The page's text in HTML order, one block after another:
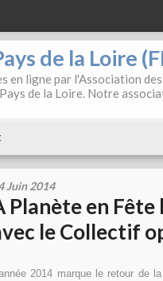
de la Loire
en ligne par l'Association
de la Loire. Notre
Juin 2014
Planète en
le Collectif
2014 marque le retour de